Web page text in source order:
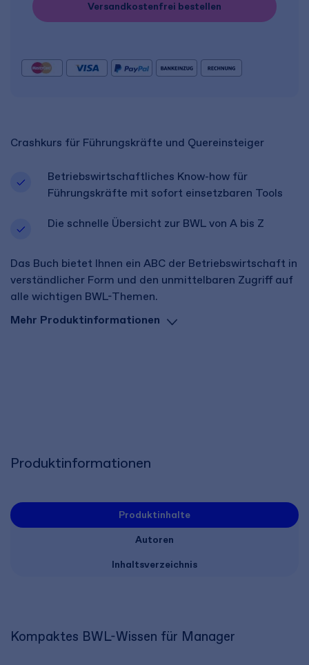
Crashkurs für Führungskräfte und Quereinsteiger
Betriebswirtschaftliches Know-how für
Führungskräfte mit sofort einsetzbaren Tools
Die schnelle Übersicht zur BWL von A bis Z
Das Buch bietet Ihnen ein ABC der Betriebswirtschaft in
verständlicher Form und den unmittelbaren Zugriff auf
alle wichtigen BWL-Themen.
Mehr Produktinformationen
Versandkostenfrei bestellen
Produktinformationen
Produktinhalte
Autoren
Inhaltsverzeichnis
Kompaktes BWL-Wissen für Manager